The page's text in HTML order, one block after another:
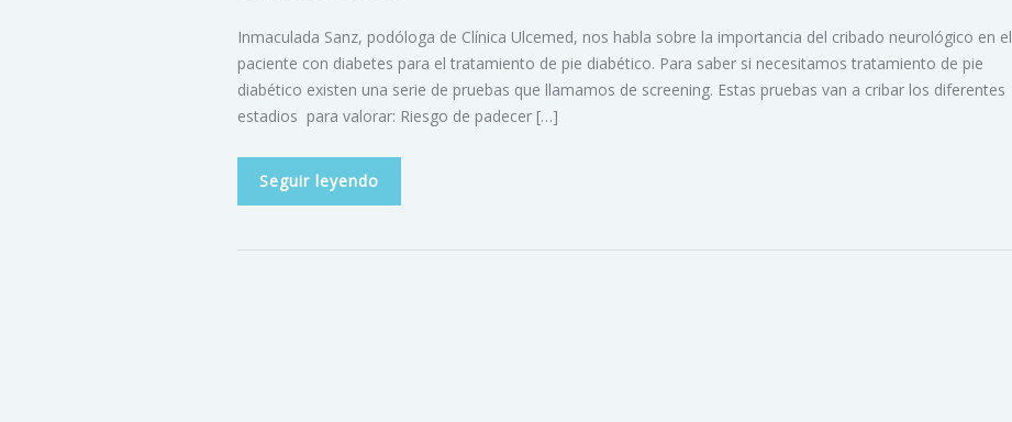
Inmaculada Sanz, podóloga de Clínica Ulcemed, nos habla sobre la importancia del cribado neurológico en el
paciente con diabetes para el tratamiento de pie diabético. Para saber si necesitamos tratamiento de pie
diabético existen una serie de pruebas que llamamos de screening. Estas pruebas van a cribar los diferentes
estadios para valorar: Riesgo de padecer […]
Seguir leyendo